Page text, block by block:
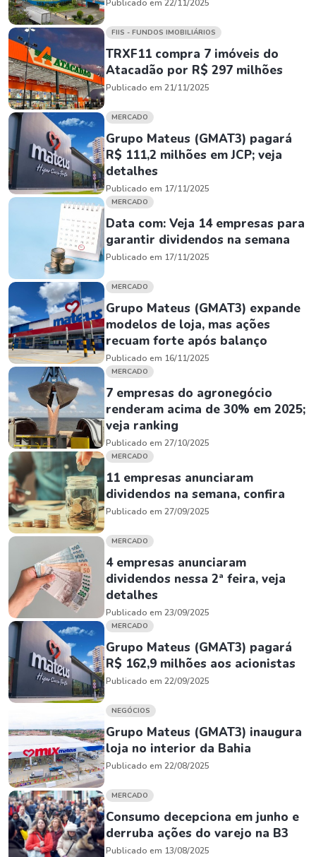
Publicado em 22/11/2025
FIIS - FUNDOS IMOBILIÁRIOS
TRXF11 compra 7 imóveis do
Atacadão por R$ 297 milhões
Publicado em 21/11/2025
MERCADO
Grupo Mateus (GMAT3) pagará
R$ 111,2 milhões em JCP; veja
detalhes
Publicado em 17/11/2025
MERCADO
Data com: Veja 14 empresas para
garantir dividendos na semana
Publicado em 17/11/2025
MERCADO
Grupo Mateus (GMAT3) expande
modelos de loja, mas ações
recuam forte após balanço
Publicado em 16/11/2025
MERCADO
7 empresas do agronegócio
renderam acima de 30% em 2025;
veja ranking
Publicado em 27/10/2025
MERCADO
11 empresas anunciaram
dividendos na semana, confira
Publicado em 27/09/2025
MERCADO
4 empresas anunciaram
dividendos nessa 2ª feira, veja
detalhes
Publicado em 23/09/2025
MERCADO
Grupo Mateus (GMAT3) pagará
R$ 162,9 milhões aos acionistas
Publicado em 22/09/2025
NEGÓCIOS
Grupo Mateus (GMAT3) inaugura
loja no interior da Bahia
Publicado em 22/08/2025
MERCADO
Consumo decepciona em junho e
derruba ações do varejo na B3
Publicado em 13/08/2025